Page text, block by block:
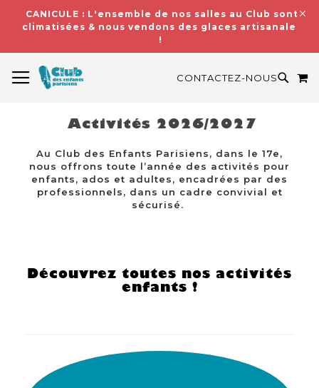
CANICULE : L'ensemble de nos salles au Club sont
climatisées & nous vendons des glaces artisanales
!
CONTACTEZ-NOUS
Activités 2026/2027
Au Club des Enfants Parisiens, dans le 17e,
nous offrons toute l’année des activités pour
enfants, ados et adultes, encadrées par des
professionnels, dans un cadre convivial et
sécurisé.
Découvrez toutes nos activités
enfants !